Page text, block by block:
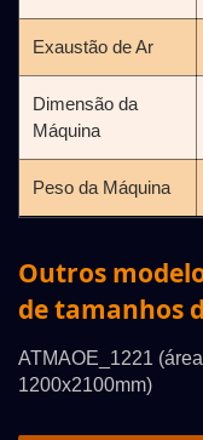
Exaustão de Ar
Dimensão da
Máquina
Peso da Máquina
Outros
de tamanhos
ATMAOE_1221
1200x2100mm)